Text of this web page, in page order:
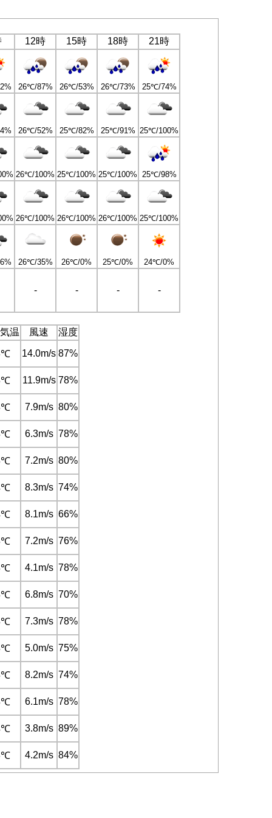
12時 15時 18時 21時
26℃/87% 26℃/53% 26℃/73% 25℃/74%
26℃/52% 25℃/82% 25℃/91% 25℃/100%
26℃/100% 25℃/100% 25℃/100% 25℃/98%
26℃/100% 26℃/100% 26℃/100% 25℃/100%
26℃/35% 26℃/0% 25℃/0% 24℃/0%
- - - -
温 風速 湿度
14.0m/s 87%
11.9m/s 78%
7.9m/s 80%
6.3m/s 78%
7.2m/s 80%
8.3m/s 74%
8.1m/s 66%
7.2m/s 76%
4.1m/s 78%
6.8m/s 70%
7.3m/s 78%
5.0m/s 75%
8.2m/s 74%
6.1m/s 78%
3.8m/s 89%
4.2m/s 84%